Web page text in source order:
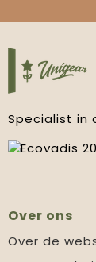
Specialist in
Over ons
Over de